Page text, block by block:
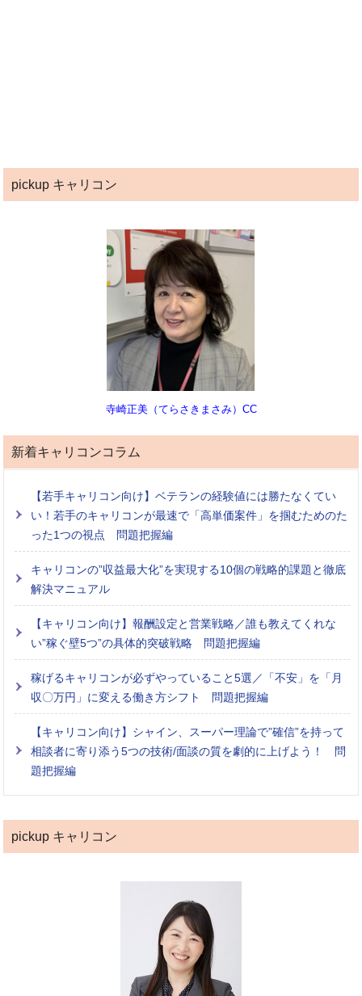
pickup キャリコン
寺崎正美（てらさきまさみ）CC
新着キャリコンコラム
【若手キャリコン向け】ベテランの経験値には勝たなくてい
い！若手のキャリコンが最速で「高単価案件」を掴むためのた
った1つの視点 問題把握編
キャリコンの”収益最大化”を実現する10個の戦略的課題と徹底
解決マニュアル
【キャリコン向け】報酬設定と営業戦略／誰も教えてくれな
い”稼ぐ壁5つ”の具体的突破戦略 問題把握編
稼げるキャリコンが必ずやっていること5選／「不安」を「月
収〇万円」に変える働き方シフト 問題把握編
【キャリコン向け】シャイン、スーパー理論で”確信”を持って
相談者に寄り添う5つの技術/面談の質を劇的に上げよう！ 問
題把握編
pickup キャリコン